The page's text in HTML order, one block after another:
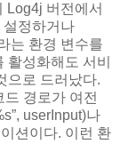
Log4j 버전에서
설정하거나
는 환경 변수를
성화해도 서비
으로 드러났다.
경로가 여전
userInput)나
션이다. 이런 환